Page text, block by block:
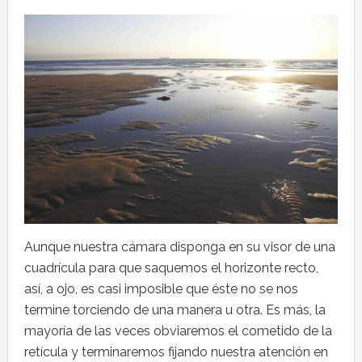
Aunque nuestra cámara disponga en su visor de una
cuadrícula para que saquemos el horizonte recto,
así, a ojo, es casi imposible que éste no se nos
termine torciendo de una manera u otra. Es más, la
mayoría de las veces obviaremos el cometido de la
retícula y terminaremos fijando nuestra atención en